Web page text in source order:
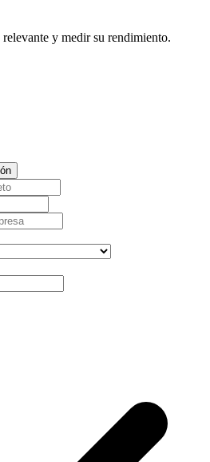
y medir su rendimiento.